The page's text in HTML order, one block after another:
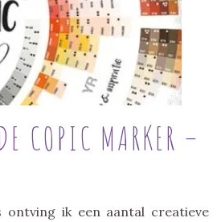
COPIC MARKER –
ontving ik een aantal creatieve